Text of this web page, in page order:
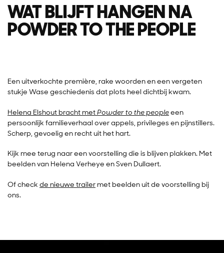
WAT BLIJFT HANGEN NA
POWDER TO THE PEOPLE
Een uitverkochte première, rake woorden en een vergeten
stukje Wase geschiedenis dat plots heel dichtbij kwam.
Helena Elshout bracht metPowder to the peopleeen
persoonlijk familieverhaal over appels, privileges en pijnstillers.
Scherp, gevoelig en recht uit het hart.
Kijk mee terug naar een voorstelling die is blijven plakken. Met
beelden van Helena Verheye en Sven Dullaert.
Of check de nieuwe trailer met beelden uit de voorstelling bij
ons.